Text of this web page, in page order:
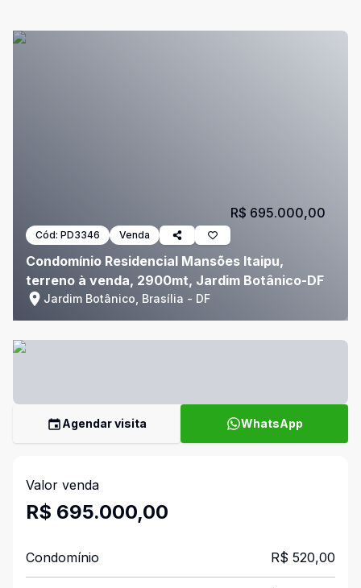
Cód: PD3346 Venda
Condomínio Residencial Mansões Itaipu,
terreno à venda, 2900mt, Jardim Botânico-DF
Jardim Botânico, Brasília - DF
R$ 695.000,00
Agendar visita WhatsApp
Valor venda
R$ 695.000,00
Condomínio R$ 520,00